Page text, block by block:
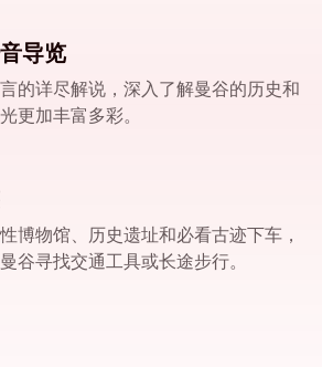
导览
的详尽解说，深入了解曼谷的历史和
更加丰富多彩。
博物馆、历史遗址和必看古迹下车，
谷寻找交通工具或长途步行。